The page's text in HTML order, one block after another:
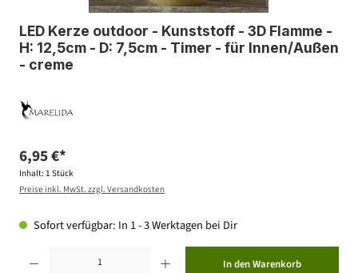
LED Kerze outdoor - Kunststoff - 3D Flamme -
H: 12,5cm - D: 7,5cm - Timer - für Innen/Außen
- creme
6,95 €*
Inhalt: 1 Stück
Preise inkl. MwSt. zzgl. Versandkosten
Sofort verfügbar: In 1 - 3 Werktagen bei Dir
In den Warenkorb